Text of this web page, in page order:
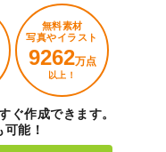
無料素材
写真やイラスト
9262万点
以上！
ぐ作成できます。
能！